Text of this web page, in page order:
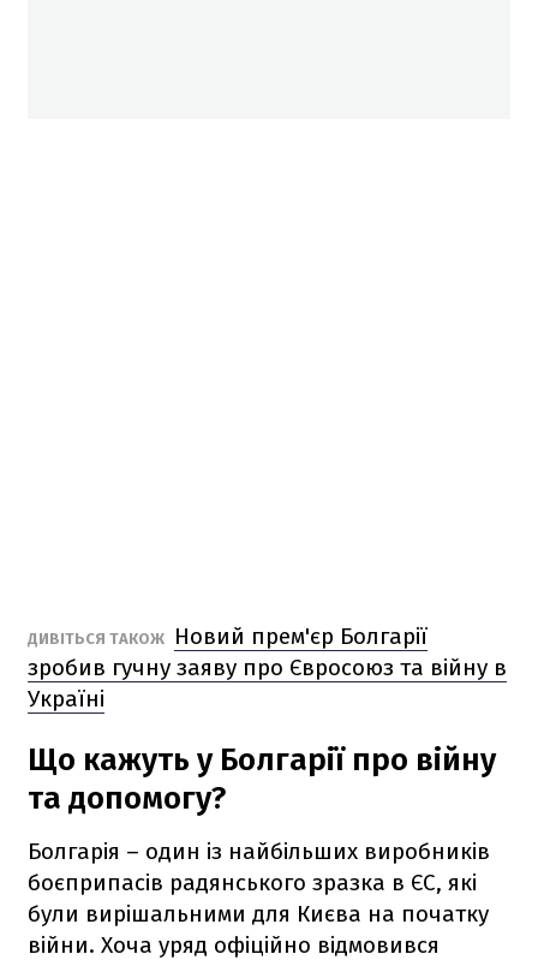
ДИВІТЬСЯ ТАКОЖ
Новий прем'єр Болгарії
зробив гучну заяву про Євросоюз та війну в
Україні
Що кажуть у Болгарії про війну
та допомогу?
Болгарія – один із найбільших виробників
боєприпасів радянського зразка в ЄС, які
були вирішальними для Києва на початку
війни. Хоча уряд офіційно відмовився